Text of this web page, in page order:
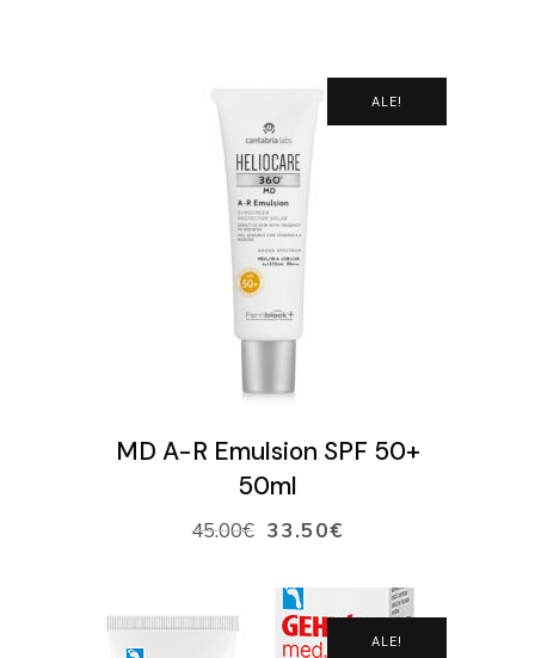
YHTEYSTIEDOT
VARAA AIKA
VERKKOKAUPPA
ALE!
LISÄÄ OSTOSKORIIN
MD A-R Emulsion SPF 50+
50ml
45.00€ 33.50€
ALE!